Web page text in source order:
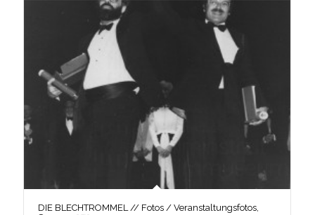
DIE BLECHTROMMEL // Fotos / Veranstaltungsfotos,